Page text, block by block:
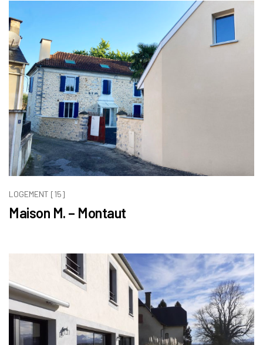
LOGEMENT [15]
Maison M. – Montaut